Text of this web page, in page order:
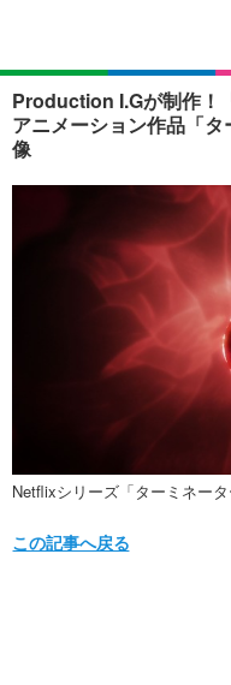
ショッピング
Production I.Gが制作！
アニメーション作品「
像
Netflixシリーズ「ターミネー
この記事へ戻る